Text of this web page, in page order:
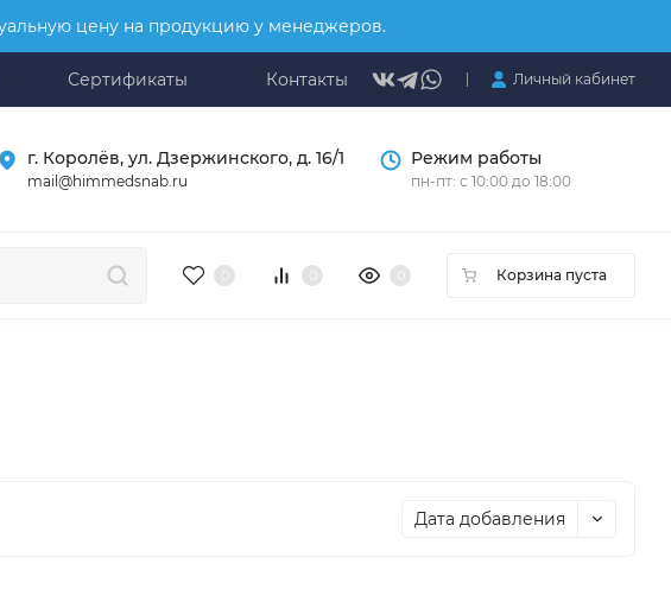
цену на продукцию у менеджеров.
Сертификаты Контакты Личный кабинет
г. Королёв, ул. Дзержинского, д. 16/1
mail@himmedsnab.ru
Режим работы
пн-пт: с 10:00 до 18:00
Корзина пуста
Дата добавления